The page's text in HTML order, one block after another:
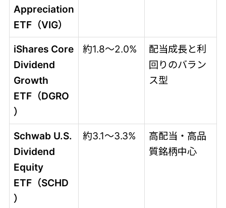
Appreciation
ETF（VIG）
iShares Core
Dividend
Growth
ETF（DGRO
）
約1.8～2.0%
配当成長と利
回りのバラン
ス型
Schwab U.S.
Dividend
Equity
ETF（SCHD
）
約3.1～3.3%
高配当・高品
質銘柄中心